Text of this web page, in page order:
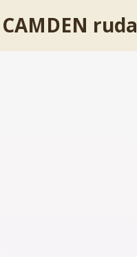
ruda